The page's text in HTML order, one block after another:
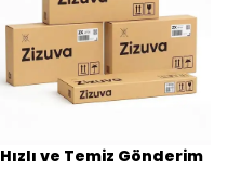
Hızlı ve Temiz Gönderim